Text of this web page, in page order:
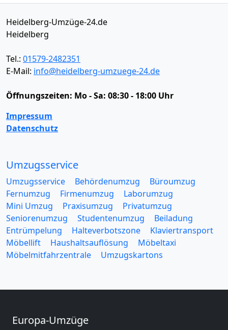
Heidelberg-Umzüge-24.de
Heidelberg
Tel.: 01579-2482351
E-Mail: info@heidelberg-umzuege-24.de
Öffnungszeiten: Mo - Sa: 08:30 - 18:00 Uhr
Impressum
Datenschutz
Umzugsservice
Umzugsservice Behördenumzug
Büroumzug
Fernumzug
Firmenumzug
Laborumzug
Mini Umzug
Praxisumzug
Privatumzug
Seniorenumzug
Studentenumzug
Beiladung
Entrümpelung
Halteverbotszone
Klaviertransport
Möbellift
Haushaltsauflösung
Möbeltaxi
Möbelmitfahrzentrale
Umzugskartons
Europa-Umzüge